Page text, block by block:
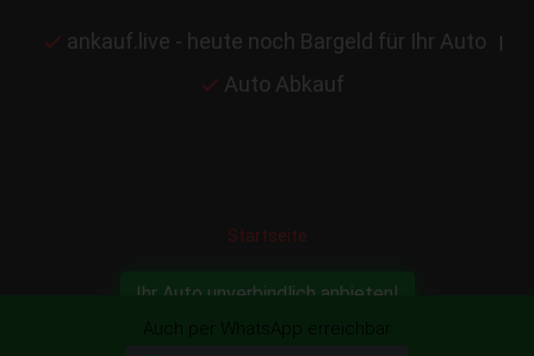
ankauf.live - heute noch Bargeld für Ihr Auto |
Auto Abkauf
Startseite
Ihr Auto unverbindlich anbieten!
Auch per WhatsApp erreichbar